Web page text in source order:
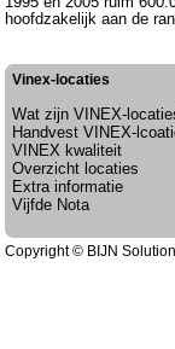
hoofdzakelijk aan de
Vinex-locaties
Wat zijn VINEX-
Handvest VINEX-
VINEX kwaliteit
Overzicht locaties
Extra informatie
Vijfde Nota
Copyright © BIJN